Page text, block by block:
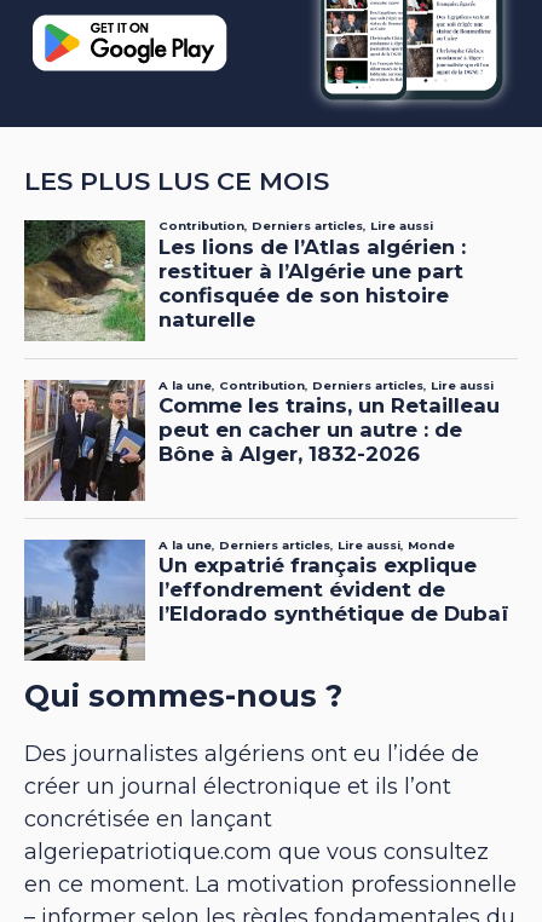
LES PLUS LUS CE MOIS
Qui sommes-nous ?
Des journalistes algériens ont eu l’idée de
créer un journal électronique et ils l’ont
concrétisée en lançant
algeriepatriotique.com que vous consultez
en ce moment. La motivation professionnelle